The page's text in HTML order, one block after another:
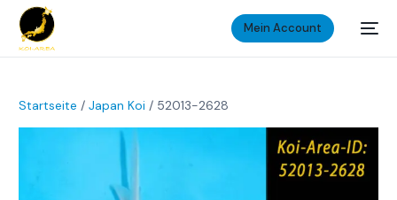
Mein Account
Startseite /Japan Koi / 52013-2628